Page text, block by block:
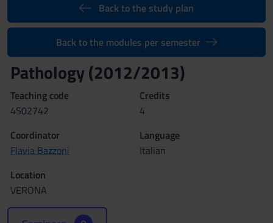
Back to the study plan
Back to the modules per semester
Pathology (2012/2013)
Teaching code
4S02742
Credits
4
Coordinator
Flavia Bazzoni
Language
Italian
Location
VERONA